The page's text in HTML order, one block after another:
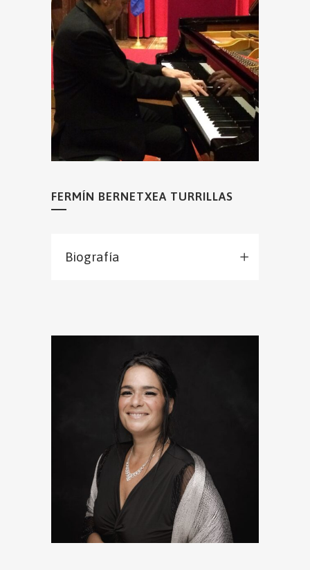
FERMÍN BERNETXEA TURRILLAS
Biografía